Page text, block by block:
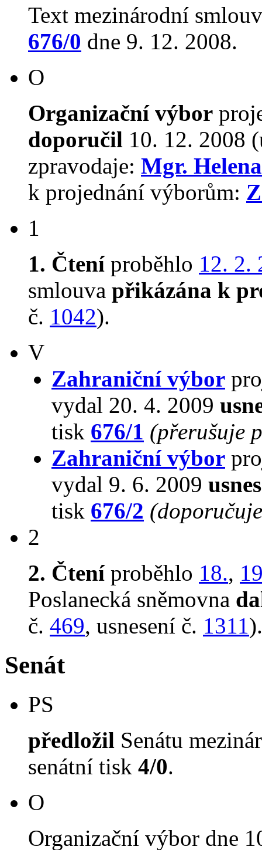
Text mezinárodní
676/0 dne 9. 12. 2008.
O
Organizační výbor
doporučil 10. 12. 2008
zpravodaje: Mgr.
k projednání výborům:
1
1. Čteníproběhlo 12. 2.
smlouva přikázána k
č. 1042).
V
Zahraniční výbor
vydal 20. 4. 2009
tisk 676/1 (přerušuje
Zahraniční výbor
vydal 9. 6. 2009
tisk 676/2
2
2. Čteníproběhlo 18.,
Poslanecká sněmovna
č. 469, usnesení č. 1311).
Senát
PS
předložil Senátu
senátní tisk 4/0.
O
Organizační výbor dne